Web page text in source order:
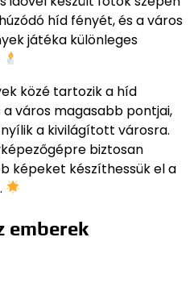
híd fényét, és a város
játéka különleges
közé tartozik a híd
város magasabb pontjai,
a kivilágított városra.
biztosan
képeket készíthessük el a
emberek